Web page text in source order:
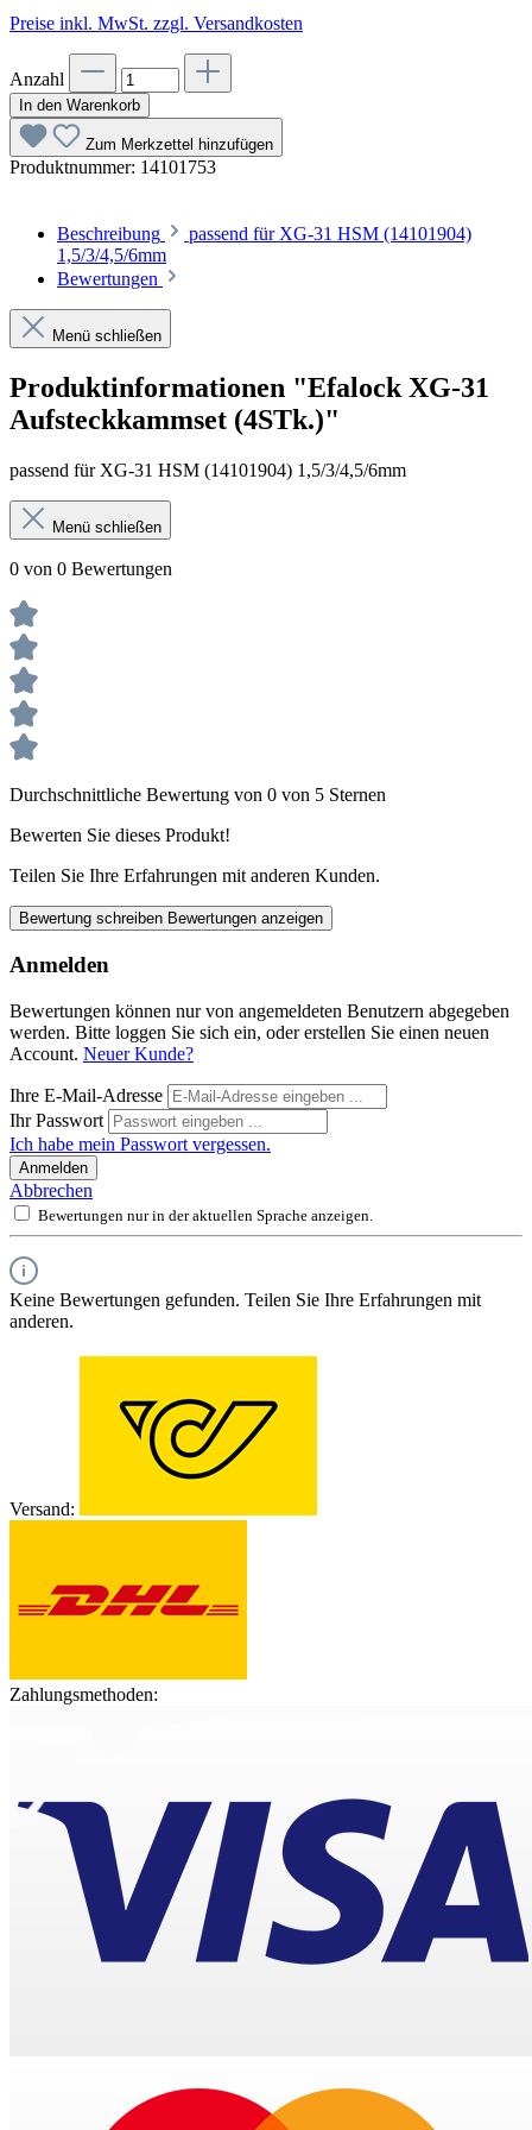
Preise inkl. MwSt. zzgl. Versandkosten
Anzahl
In den Warenkorb
Zum Merkzettel hinzufügen
Produktnummer: 14101753
Beschreibung
passend für XG-31 HSM (14101904)
1,5/3/4,5/6mm
Bewertungen
Menü schließen
Produktinformationen "Efalock XG-31
Aufsteckkammset (4STk.)"
passend für XG-31 HSM (14101904) 1,5/3/4,5/6mm
Menü schließen
0 von 0 Bewertungen
Durchschnittliche Bewertung von 0 von 5 Sternen
Bewerten Sie dieses Produkt!
Teilen Sie Ihre Erfahrungen mit anderen Kunden.
Bewertung schreiben Bewertungen anzeigen
Anmelden
Bewertungen können nur von angemeldeten Benutzern abgegeben
werden. Bitte loggen Sie sich ein, oder erstellen Sie einen neuen
Account. Neuer Kunde?
Ihre E-Mail-Adresse
Ihr Passwort
Ich habe mein Passwort vergessen.
Anmelden
Abbrechen
Bewertungen nur in der aktuellen Sprache anzeigen.
Keine Bewertungen gefunden. Teilen Sie Ihre Erfahrungen mit
anderen.
Versand:
Zahlungsmethoden: